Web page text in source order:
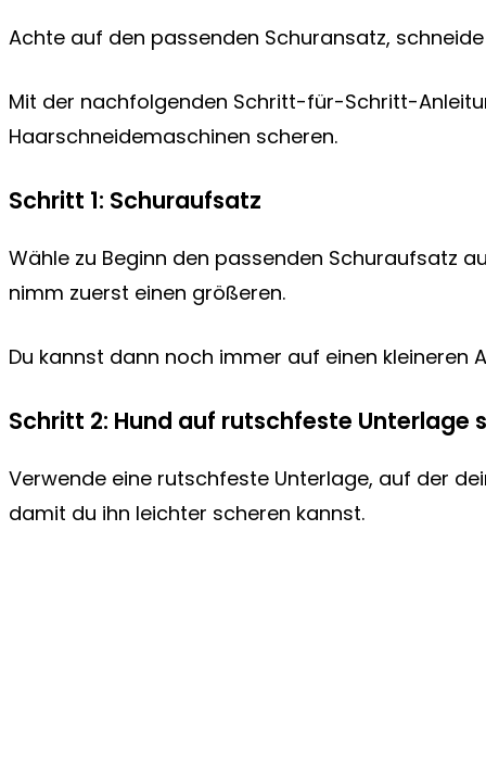
Achte auf den passenden Schuransatz,
Mit der nachfolgenden Schritt-für-Schritt-
Haarschneidemaschinen scheren.
Schritt 1: Schuraufsatz
Wähle zu Beginn den passenden Schuraufsatz
nimm zuerst einen größeren.
Du kannst dann noch immer auf einen kleineren
Schritt 2: Hund auf rutschfeste Unterlage
Verwende eine rutschfeste Unterlage, auf der
damit du ihn leichter scheren kannst.